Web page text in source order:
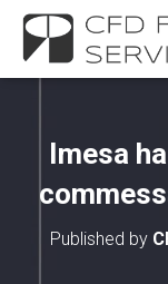
Imesa
Published by